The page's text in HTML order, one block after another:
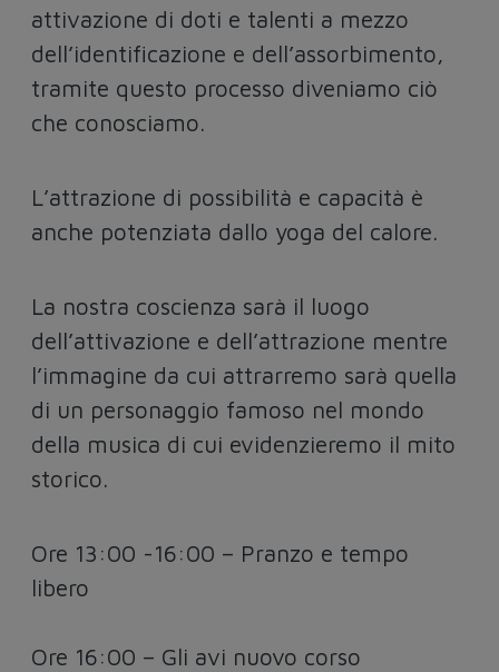
attivazione di doti e talenti a mezzo
dell’identificazione e dell’assorbimento,
tramite questo processo diveniamo ciò
che conosciamo.
L’attrazione di possibilità e capacità è
anche potenziata dallo yoga del calore.
La nostra coscienza sarà il luogo
dell’attivazione e dell’attrazione mentre
l’immagine da cui attrarremo sarà quella
di un personaggio famoso nel mondo
della musica di cui evidenzieremo il mito
storico.
Ore 13:00 -16:00 – Pranzo e tempo
libero
Ore 16:00 – Gli avi nuovo corso